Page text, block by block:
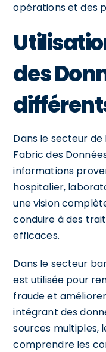
opérations et des
des
Dans le secteur
Fabric des
informations
hospitalier,
une vision
conduire à des
efficaces.
Dans le secteur
est utilisée pour
fraude et
intégrant des
sources multiples,
comprendre les